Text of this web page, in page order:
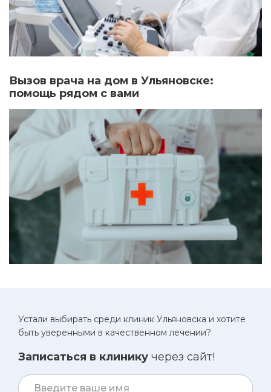
Вызов врача на дом в Ульяновске:
помощь рядом с вами
Устали выбирать среди клиник Ульяновска и хотите
быть уверенными в качественном лечении?
Записаться в клинику через сайт!